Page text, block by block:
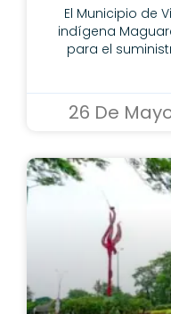
El Municipio de
indígena
para el
26 De